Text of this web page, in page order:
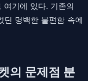
기에 있다. 기존의
던 명백한 불편함 속에
의 문제점 분